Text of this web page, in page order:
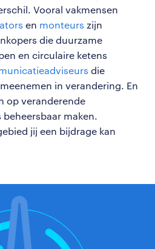
Vooral vakmensen
en monteurs zijn
die duurzame
en circulaire ketens
die
in verandering. En
op veranderende
beheersbaar maken.
jij een bijdrage kan